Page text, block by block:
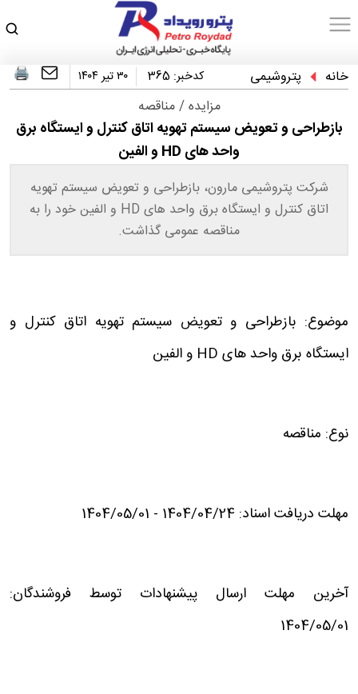
خانه پتروشیمی کدخبر: 365 ۳۰ تیر ۱۴۰۴
مزایده / مناقصه
بازطراحی و تعویض سیستم تهویه اتاق کنترل و ایستگاه برق
واحد های HD و الفین
شرکت پتروشیمی مارون، بازطراحی و تعویض سیستم تهویه
اتاق کنترل و ایستگاه برق واحد های HD و الفین خود را به
مناقصه عمومی گذاشت.
موضوع: بازطراحی و تعویض سیستم تهویه اتاق کنترل و
ایستگاه برق واحد های HD و الفین
نوع: مناقصه
مهلت دریافت اسناد: 1404/04/24 - 1404/05/01
آخرین مهلت ارسال پیشنهادات توسط فروشندگان:
1404/05/01